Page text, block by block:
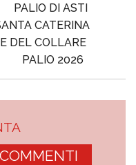
PALIO DI ASTI
CATERINA
DEL COLLARE
PALIO 2026